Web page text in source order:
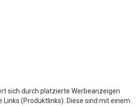
sich durch platzierte Werbeanzeigen
(Produktlinks). Diese sind mit einem